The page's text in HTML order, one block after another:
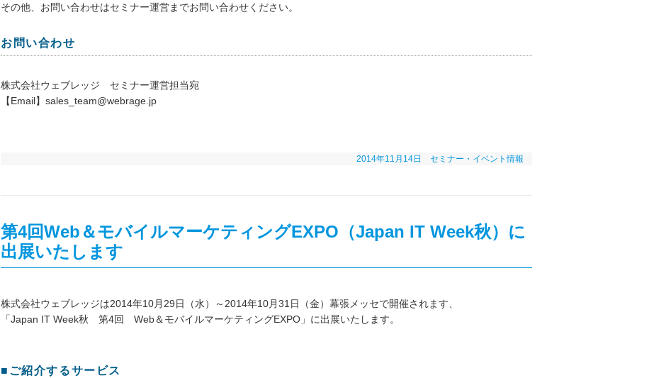
その他、お問い合わせはセミナー運営までお問い合わせください。
お問い合わせ
株式会社ウェブレッジ セミナー運営担当宛
【Email】sales_team@webrage.jp
2014年11月14日 セミナー・イベント情報
第4回Web＆モバイルマーケティングEXPO（Japan IT Week秋）に
出展いたします
株式会社ウェブレッジは2014年10月29日（水）～2014年10月31日（金）幕張メッセで開催されます、
「Japan IT Week秋 第4回 Web＆モバイルマーケティングEXPO」に出展いたします。
■ご紹介するサービス